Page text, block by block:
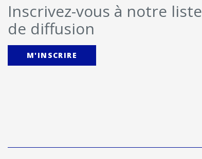
Inscrivez-vous à notre liste
de diffusion
M'INSCRIRE